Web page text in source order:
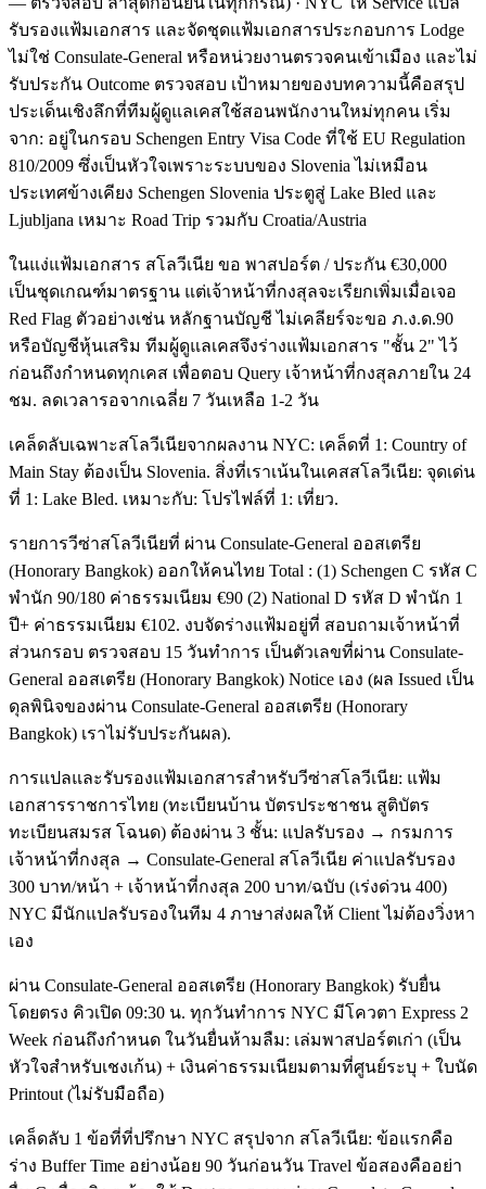
รับรองแฟ้มเอกสาร และจัดชุดแฟ้มเอกสารประกอบการ Lodge
ไม่ใช่ Consulate-General หรือหน่วยงานตรวจคนเข้าเมือง และไม่
รับประกัน Outcome ตรวจสอบ เป้าหมายของบทความนี้คือสรุป
ประเด็นเชิงลึกที่ทีมผู้ดูแลเคสใช้สอนพนักงานใหม่ทุกคน เริ่ม
จาก: อยู่ในกรอบ Schengen Entry Visa Code ที่ใช้ EU Regulation
810/2009 ซึ่งเป็นหัวใจเพราะระบบของ Slovenia ไม่เหมือน
ประเทศข้างเคียง Schengen Slovenia ประตูสู่ Lake Bled และ
Ljubljana เหมาะ Road Trip รวมกับ Croatia/Austria
ในแง่แฟ้มเอกสาร สโลวีเนีย ขอ พาสปอร์ต / ประกัน €30,000
เป็นชุดเกณฑ์มาตรฐาน แต่เจ้าหน้าที่กงสุลจะเรียกเพิ่มเมื่อเจอ
Red Flag ตัวอย่างเช่น หลักฐานบัญชี ไม่เคลียร์จะขอ ภ.ง.ด.90
หรือบัญชีหุ้นเสริม ทีมผู้ดูแลเคสจึงร่างแฟ้มเอกสาร "ชั้น 2" ไว้
ก่อนถึงกำหนดทุกเคส เพื่อตอบ Query เจ้าหน้าที่กงสุลภายใน 24
ชม. ลดเวลารอจากเฉลี่ย 7 วันเหลือ 1-2 วัน
เคล็ดลับเฉพาะสโลวีเนียจากผลงาน NYC: เคล็ดที่ 1: Country of
Main Stay ต้องเป็น Slovenia. สิ่งที่เราเน้นในเคสสโลวีเนีย: จุดเด่น
ที่ 1: Lake Bled. เหมาะกับ: โปรไฟล์ที่ 1: เที่ยว.
รายการวีซ่าสโลวีเนียที่ ผ่าน Consulate-General ออสเตรีย
(Honorary Bangkok) ออกให้คนไทย Total : (1) Schengen C รหัส C
พำนัก 90/180 ค่าธรรมเนียม €90 (2) National D รหัส D พำนัก 1
ปี+ ค่าธรรมเนียม €102. งบจัดร่างแฟ้มอยู่ที่ สอบถามเจ้าหน้าที่
ส่วนกรอบ ตรวจสอบ 15 วันทำการ เป็นตัวเลขที่ผ่าน Consulate-
General ออสเตรีย (Honorary Bangkok) Notice เอง (ผล Issued เป็น
ดุลพินิจของผ่าน Consulate-General ออสเตรีย (Honorary
Bangkok) เราไม่รับประกันผล).
การแปลและรับรองแฟ้มเอกสารสำหรับวีซ่าสโลวีเนีย: แฟ้ม
เอกสารราชการไทย (ทะเบียนบ้าน บัตรประชาชน สูติบัตร
ทะเบียนสมรส โฉนด) ต้องผ่าน 3 ชั้น: แปลรับรอง → กรมการ
เจ้าหน้าที่กงสุล → Consulate-General สโลวีเนีย ค่าแปลรับรอง
300 บาท/หน้า + เจ้าหน้าที่กงสุล 200 บาท/ฉบับ (เร่งด่วน 400)
NYC มีนักแปลรับรองในทีม 4 ภาษาส่งผลให้ Client ไม่ต้องวิ่งหา
เอง
ผ่าน Consulate-General ออสเตรีย (Honorary Bangkok) รับยื่น
โดยตรง คิวเปิด 09:30 น. ทุกวันทำการ NYC มีโควตา Express 2
Week ก่อนถึงกำหนด ในวันยื่นห้ามลืม: เล่มพาสปอร์ตเก่า (เป็น
หัวใจสำหรับเชงเก้น) + เงินค่าธรรมเนียมตามที่ศูนย์ระบุ + ใบนัด
Printout (ไม่รับมือถือ)
เคล็ดลับ 1 ข้อที่ที่ปรึกษา NYC สรุปจาก สโลวีเนีย: ข้อแรกคือ
ร่าง Buffer Time อย่างน้อย 90 วันก่อนวัน Travel ข้อสองคืออย่า